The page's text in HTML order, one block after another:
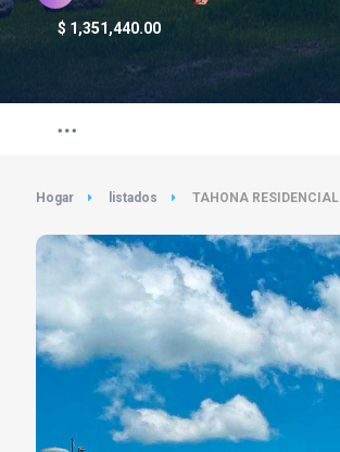
$ 1,351,440.00
Hogar listados TAHONA RESIDENCIAL